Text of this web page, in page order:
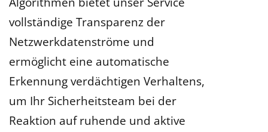
vollständige Transparenz der
Netzwerkdatenströme und
ermöglicht eine automatische
Erkennung verdächtigen Verhaltens,
um Ihr Sicherheitsteam bei der
Reaktion auf ruhende und aktive